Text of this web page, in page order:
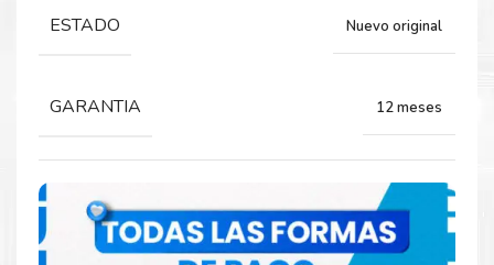
Capacidad:
ESTADO Nuevo original
GARANTIA 12 meses